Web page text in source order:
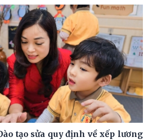
tạo sửa quy định về xếp lương